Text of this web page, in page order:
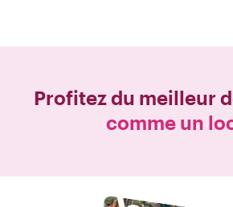
Profitez du meilleur
comme un